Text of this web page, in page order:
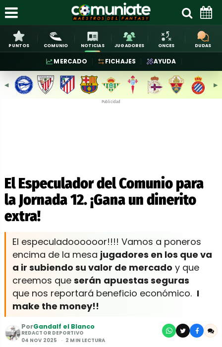
PUNTOS COMUNIO NOTICIAS JUGADORES ONCES DUDAS
MERCADO FICHAJES AYUDA
◀︎ ▶︎
Publicidad
El Especulador del Comunio para
la Jornada 12. ¡Gana un dinerito
extra!
El especuladoooooor!!!! Vamos a poneros
encima de la mesa jugadores en los que va
a ir subiendo su valor de mercado y que
creemos que serán apuestas seguras
que nos reportará beneficio económico. I
make the money!!
PorGandalf el Blanco
REDACTOR DEPORTIVO
04 NOV 2025
2 MIN LECTURA